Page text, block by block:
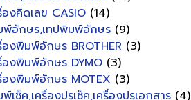
องคิดเลข CASIO (14)
พ์อักษร,เทปพิมพ์อักษร (9)
องพิมพ์อักษร BROTHER (3)
องพิมพ์อักษร DYMO (3)
องพิมพ์อักษร MOTEX (3)
เช็ค,เครื่องปรุเช็ค,เครื่องปรุเอกสาร (4)